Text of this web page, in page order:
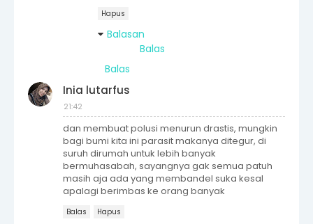
Hapus
Balasan
Balas
Balas
Inia lutarfus
21:42
dan membuat polusi menurun drastis, mungkin
bagi bumi kita ini parasit makanya ditegur, di
suruh dirumah untuk lebih banyak
bermuhasabah, sayangnya gak semua patuh
masih aja ada yang membandel suka kesal
apalagi berimbas ke orang banyak
Balas Hapus